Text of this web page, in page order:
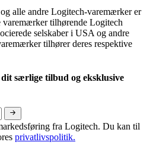
alle andre Logitech-varemærker er
varemærker tilhørende Logitech
selskaber i USA og andre
tilhører deres respektive
særlige tilbud og eksklusive
fra Logitech. Du kan til
privatlivspolitik.